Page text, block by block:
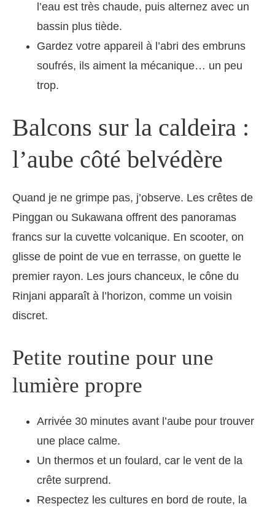
l’eau est très chaude, puis alternez avec un
bassin plus tiède.
Gardez votre appareil à l’abri des embruns
soufrés, ils aiment la mécanique… un peu
trop.
Balcons sur la caldeira :
l’aube côté belvédère
Quand je ne grimpe pas, j’observe. Les crêtes de
Pinggan ou Sukawana offrent des panoramas
francs sur la cuvette volcanique. En scooter, on
glisse de point de vue en terrasse, on guette le
premier rayon. Les jours chanceux, le cône du
Rinjani apparaît à l’horizon, comme un voisin
discret.
Petite routine pour une
lumière propre
Arrivée 30 minutes avant l’aube pour trouver
une place calme.
Un thermos et un foulard, car le vent de la
crête surprend.
Respectez les cultures en bord de route, la